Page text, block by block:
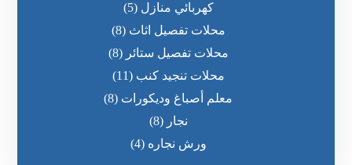
كهربائي منازل (5)
محلات تفصيل اثاث (8)
محلات تفصيل ستائر (8)
محلات تنجيد كنب (11)
معلم أصباغ وديكورات (8)
نجار (8)
ورش نجاره (4)